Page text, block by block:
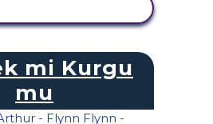
mi Kurgu
mu